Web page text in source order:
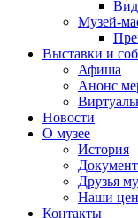
Музей-
Выставки и
Афиша
Анонс
Новости
О музее
История
Друзья
Наши
Контакты